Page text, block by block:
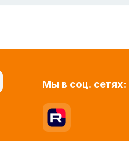
Мы в соц. сетях: